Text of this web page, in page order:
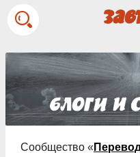
Сообщество «